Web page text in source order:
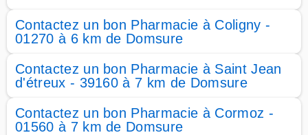
Contactez un bon Pharmacie à Coligny -
01270 à 6 km de Domsure
Contactez un bon Pharmacie à Saint Jean
d'étreux - 39160 à 7 km de Domsure
Contactez un bon Pharmacie à Cormoz -
01560 à 7 km de Domsure